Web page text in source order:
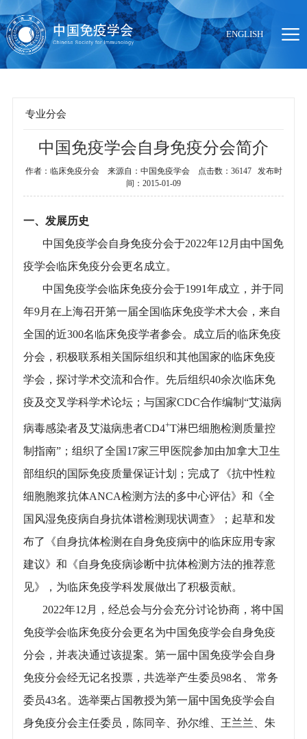
ENGLISH
专业分会
当前位置： 首页 > 组织机构 > 专业分会
中国免疫学会自身免疫分会简介
作者：临床免疫分会 来源自：中国免疫学会 点击数：36147 发布时
间：2015-01-09
一、发展历史
中国免疫学会自身免疫分会于2022年12月由中国免
疫学会临床免疫分会更名成立。
中国免疫学会临床免疫分会于1991年成立，并于同
年9月在上海召开第一届全国临床免疫学术大会，来自
全国的近300名临床免疫学者参会。成立后的临床免疫
分会，积极联系相关国际组织和其他国家的临床免疫
学会，探讨学术交流和合作。先后组织40余次临床免
疫及交叉学科学术论坛；与国家CDC合作编制“艾滋病
病毒感染者及艾滋病患者CD4+T淋巴细胞检测质量控
制指南”；组织了全国17家三甲医院参加由加拿大卫生
部组织的国际免疫质量保证计划；完成了《抗中性粒
细胞胞浆抗体ANCA检测方法的多中心评估》和《全
国风湿免疫病自身抗体谱检测现状调查》；起草和发
布了《自身抗体检测在自身免疫病中的临床应用专家
建议》和《自身免疫病诊断中抗体检测方法的推荐意
见》，为临床免疫学科发展做出了积极贡献。
2022年12月，经总会与分会充分讨论协商，将中国
免疫学会临床免疫分会更名为中国免疫学会自身免疫
分会，并表决通过该提案。第一届中国免疫学会自身
免疫分会经无记名投票，共选举产生委员98名、 常务
委员43名。选举栗占国教授为第一届中国免疫学会自
身免疫分会主任委员，陈同辛、孙尔维、王兰兰、朱